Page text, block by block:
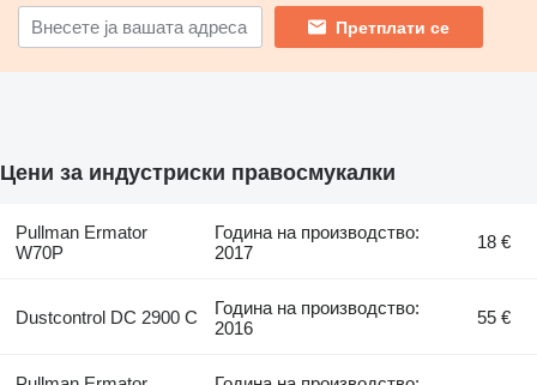
Претплати се
Цени за индустриски правосмукалки
Pullman Ermator
W70P
Година на производство:
2017
18 €
Dustcontrol DC 2900 C
Година на производство:
2016
55 €